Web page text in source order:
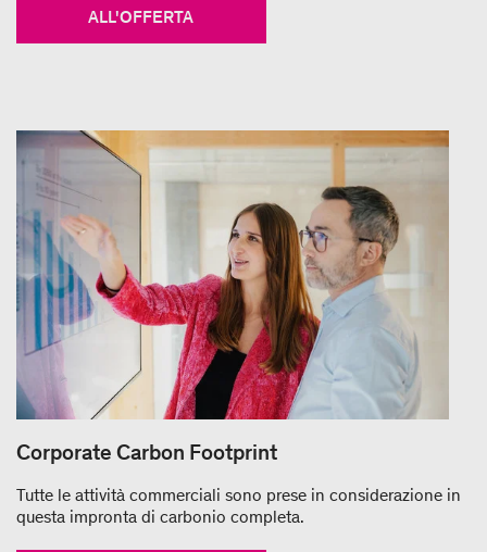
ALL'OFFERTA
Corporate Carbon Footprint
Tutte le attività commerciali sono prese in considerazione in
questa impronta di carbonio completa.